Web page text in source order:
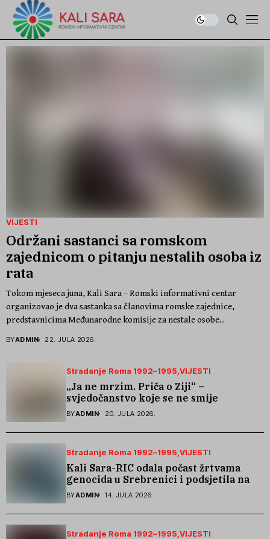
VIJESTI
Održani sastanci sa romskom
zajednicom o pitanju nestalih osoba iz
rata
Tokom mjeseca juna, Kali Sara – Romski informativni centar
organizovao je dva sastanka sa članovima romske zajednice,
predstavnicima Međunarodne komisije za nestale osobe...
BYADMIN 22. JULA 2026.
Stradanje Roma 1992–1995 VIJESTI
„Ja ne mrzim. Priča o Ziji“ –
svjedočanstvo koje se ne smije
zaboraviti
BYADMIN 20. JULA 2026.
Stradanje Roma 1992–1995 VIJESTI
Kali Sara-RIC odala počast žrtvama
genocida u Srebrenici i podsjetila na
stradanje Roma iz Skočića
BYADMIN 14. JULA 2026.
Stradanje Roma 1992–1995 VIJESTI